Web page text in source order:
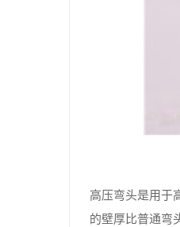
高压弯头是用于
的壁厚比普通弯